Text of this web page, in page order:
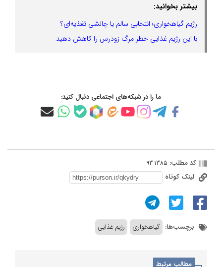
بیشتر بخوانید:
رژیم گیاهخواری؛ انتخابی سالم یا چالشی تغذیه‌ای؟
با این رژیم غذایی خطر مرگ زودرس را کاهش دهید
ما را در شبکه‌های اجتماعی دنبال کنید:
کد مطلب: 931385
لینک کوتاه
برچسب‌ها: گیاهخواری رژیم غذایی
مطالب مرتبط